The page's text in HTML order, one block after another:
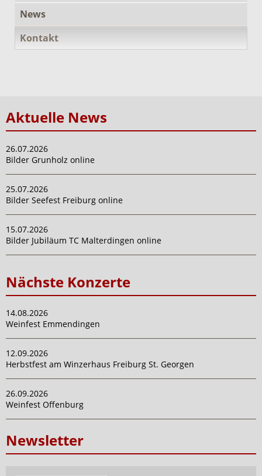
News
Kontakt
Aktuelle News
26.07.2026
Bilder Grunholz online
25.07.2026
Bilder Seefest Freiburg online
15.07.2026
Bilder Jubiläum TC Malterdingen online
Nächste Konzerte
14.08.2026
Weinfest Emmendingen
12.09.2026
Herbstfest am Winzerhaus Freiburg St. Georgen
26.09.2026
Weinfest Offenburg
Newsletter